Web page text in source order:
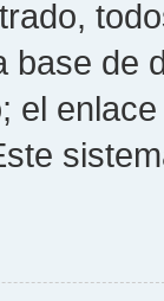
base de
el